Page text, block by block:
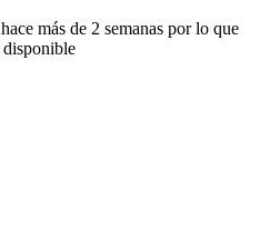
más de 2 semanas por lo que
disponible